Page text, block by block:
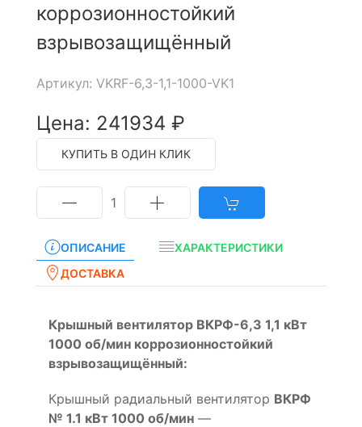
коррозионностойкий
взрывозащищённый
Артикул: VKRF-6,3-1,1-1000-VK1
Цена: 241934 ₽
КУПИТЬ В ОДИН КЛИК
1
ОПИСАНИЕ
ХАРАКТЕРИСТИКИ
ДОСТАВКА
Крышный вентилятор ВКРФ-6,3 1,1 кВт
1000 об/мин коррозионностойкий
взрывозащищённый:
Крышный радиальный вентилятор ВКРФ
№ 1.1 кВт 1000 об/мин —